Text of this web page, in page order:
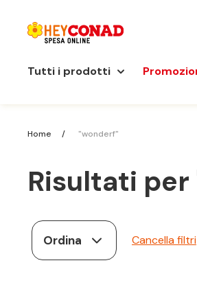
Tutti i prodotti
Home "wonderf"
Risultati per
Ordina Cancella filtri